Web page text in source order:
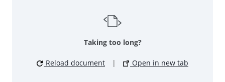
Taking too long?
Reload document | Open in new tab